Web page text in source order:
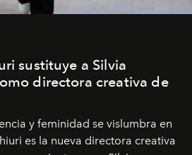
sustituye a Silvia
directora creativa de
y feminidad se vislumbra en
es la nueva directora creativa